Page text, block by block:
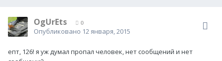
OgUrEts 0
Опубликовано 12 января, 2015
епт, 126! я уж думал пропал человек, нет сообщений и нет